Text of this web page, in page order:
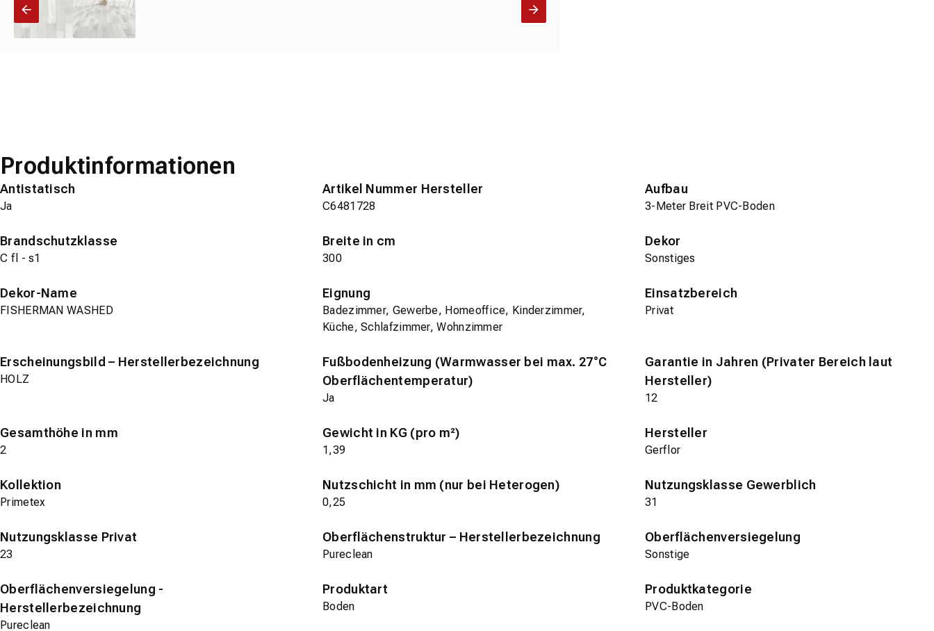
Produktinformationen
Antistatisch
Ja
Artikel Nummer Hersteller
C6481728
Aufbau
3-Meter Breit PVC-Boden
Brandschutzklasse
C fl - s1
Breite in cm
300
Dekor
Sonstiges
Dekor-Name
FISHERMAN WASHED
Eignung
Badezimmer, Gewerbe, Homeoffice, Kinderzimmer,
Küche, Schlafzimmer, Wohnzimmer
Einsatzbereich
Privat
Erscheinungsbild – Herstellerbezeichnung
HOLZ
Fußbodenheizung (Warmwasser bei max. 27°C
Oberflächentemperatur)
Ja
Garantie in Jahren (Privater Bereich laut
Hersteller)
12
Gesamthöhe in mm
2
Gewicht in KG (pro m²)
1,39
Hersteller
Gerflor
Kollektion
Primetex
Nutzschicht in mm (nur bei Heterogen)
0,25
Nutzungsklasse Gewerblich
31
Nutzungsklasse Privat
23
Oberflächenstruktur – Herstellerbezeichnung
Pureclean
Oberflächenversiegelung
Sonstige
Oberflächenversiegelung -
Herstellerbezeichnung
Pureclean
Produktart
Boden
Produktkategorie
PVC-Boden